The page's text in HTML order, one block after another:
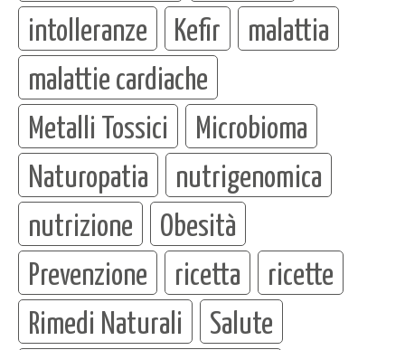
intolleranze
Kefir
malattia
malattie cardiache
Metalli Tossici
Microbioma
Naturopatia
nutrigenomica
nutrizione
Obesità
Prevenzione
ricetta
ricette
Rimedi Naturali
Salute